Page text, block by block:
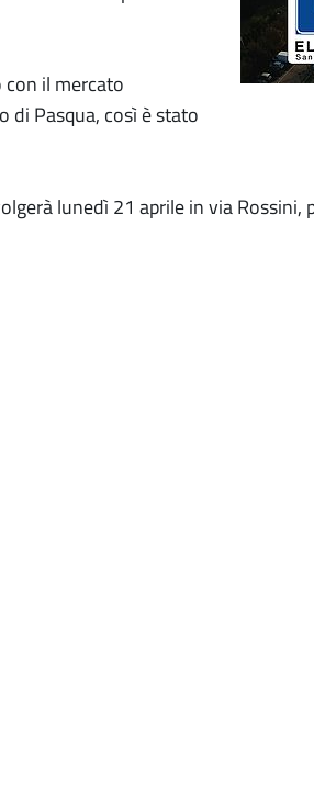
il mercato
di Pasqua, così è stato
lunedì 21 aprile in via Rossini,